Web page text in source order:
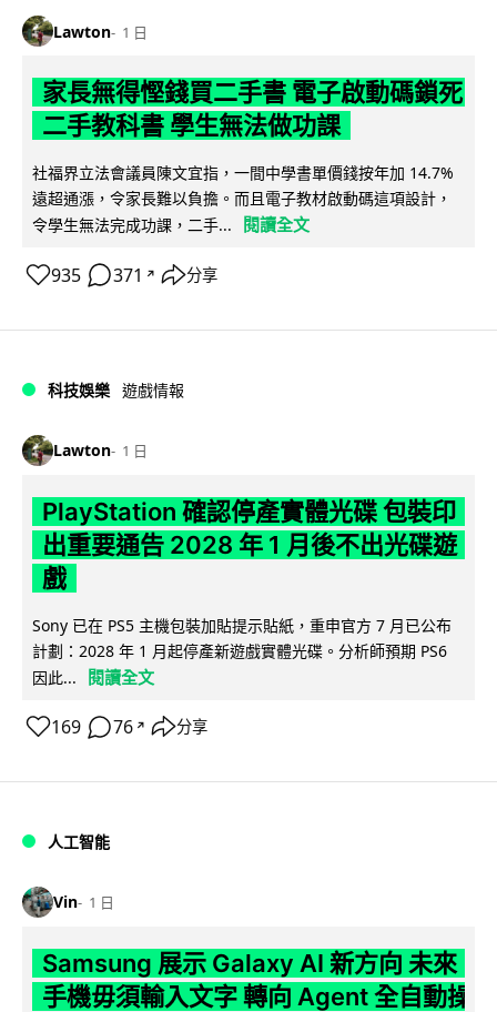
Lawton 1 日
家長無得慳錢買二手書 電子啟動碼鎖死
二手教科書 學生無法做功課
社福界立法會議員陳文宜指，一間中學書單價錢按年加 14.7%
遠超通漲，令家長難以負擔。而且電子教材啟動碼這項設計，
令學生無法完成功課，二手...
閱讀全文
935 371 ↗ 分享
科技娛樂 遊戲情報
Lawton 1 日
PlayStation 確認停產實體光碟 包裝印
出重要通告 2028 年 1 月後不出光碟遊
戲
Sony 已在 PS5 主機包裝加貼提示貼紙，重申官方 7 月已公布
計劃：2028 年 1 月起停產新遊戲實體光碟。分析師預期 PS6
因此...
閱讀全文
169 76 ↗ 分享
人工智能
Vin 1 日
Samsung 展示 Galaxy AI 新方向 未來
手機毋須輸入文字 轉向 Agent 全自動操